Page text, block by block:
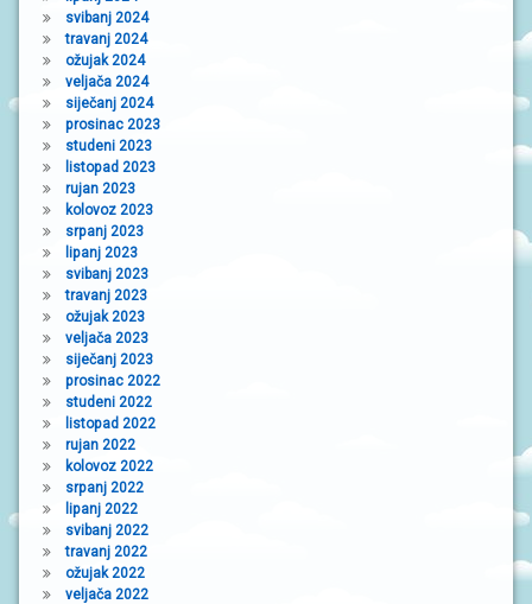
svibanj 2024
travanj 2024
ožujak 2024
veljača 2024
siječanj 2024
prosinac 2023
studeni 2023
listopad 2023
rujan 2023
kolovoz 2023
srpanj 2023
lipanj 2023
svibanj 2023
travanj 2023
ožujak 2023
veljača 2023
siječanj 2023
prosinac 2022
studeni 2022
listopad 2022
rujan 2022
kolovoz 2022
srpanj 2022
lipanj 2022
svibanj 2022
travanj 2022
ožujak 2022
veljača 2022